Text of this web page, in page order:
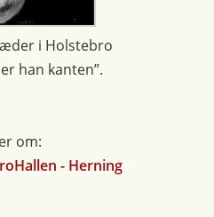
i Holstebro
han kanten”.
om:
- Herning